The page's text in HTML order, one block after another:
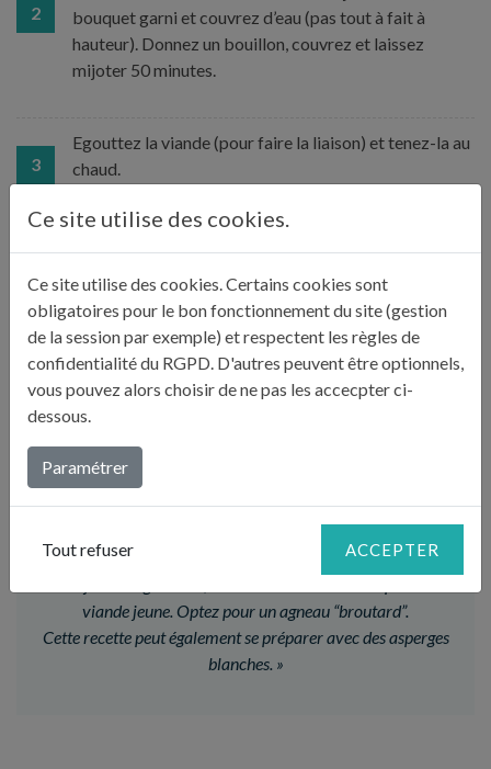
2
bouquet garni et couvrez d’eau (pas tout à fait à
hauteur). Donnez un bouillon, couvrez et laissez
mijoter 50 minutes.
3
Egouttez la viande (pour faire la liaison) et tenez-la au
chaud.
4
tronçons les plus fermes. Ajoutez le tout dans la
cocotte. Faites cuire 10 minutes.
5
Diluez la farine et la fécule dans un bol avec un peu
d’eau et ajoutez le tout dans la sauce en remuant.
Ajoutez la viande et servez.
viande jeune. Optez pour un agneau “broutard”.
Cette recette peut également se préparer avec des asperges
blanches. »
Ce site utilise des cookies.
Ce site utilise des cookies. Certains cookies sont
obligatoires pour le bon fonctionnement du site (gestion
de la session par exemple) et respectent les règles de
confidentialité du RGPD. D'autres peuvent être optionnels,
vous pouvez alors choisir de ne pas les accecpter ci-
dessous.
Paramétrer
Tout refuser ACCEPTER